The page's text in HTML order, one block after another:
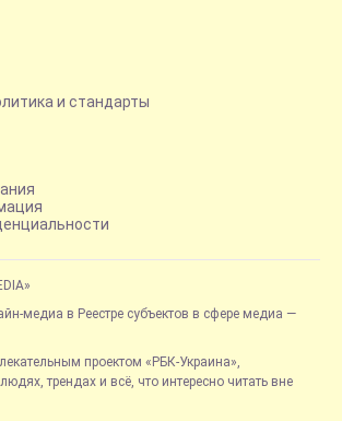
и стандарты
медиа в Реестре субъектов в сфере медиа —
проектом «РБК-Украина»,
трендах и всё, что интересно читать вне